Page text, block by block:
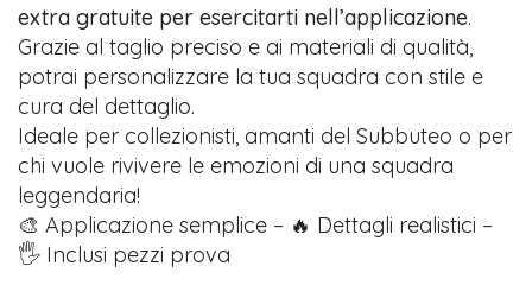
extra gratuite per esercitarti nell’applicazione.
Grazie al taglio preciso e ai materiali di qualità,
potrai personalizzare la tua squadra con stile e
cura del dettaglio.
Ideale per collezionisti, amanti del Subbuteo o per
chi vuole rivivere le emozioni di una squadra
leggendaria!
🎨 Applicazione semplice – 🔥 Dettagli realistici –
🖐️ Inclusi pezzi prova